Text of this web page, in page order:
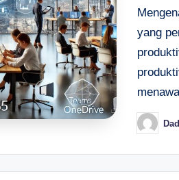
yang
Posted
by